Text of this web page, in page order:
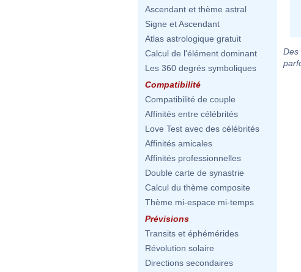
Ascendant et thème astral
Signe et Ascendant
Atlas astrologique gratuit
Calcul de l'élément dominant
Les 360 degrés symboliques
Compatibilité
Compatibilité de couple
Affinités entre célébrités
Love Test avec des célébrités
Affinités amicales
Affinités professionnelles
Double carte de synastrie
Calcul du thème composite
Thème mi-espace mi-temps
Prévisions
Transits et éphémérides
Révolution solaire
Directions secondaires